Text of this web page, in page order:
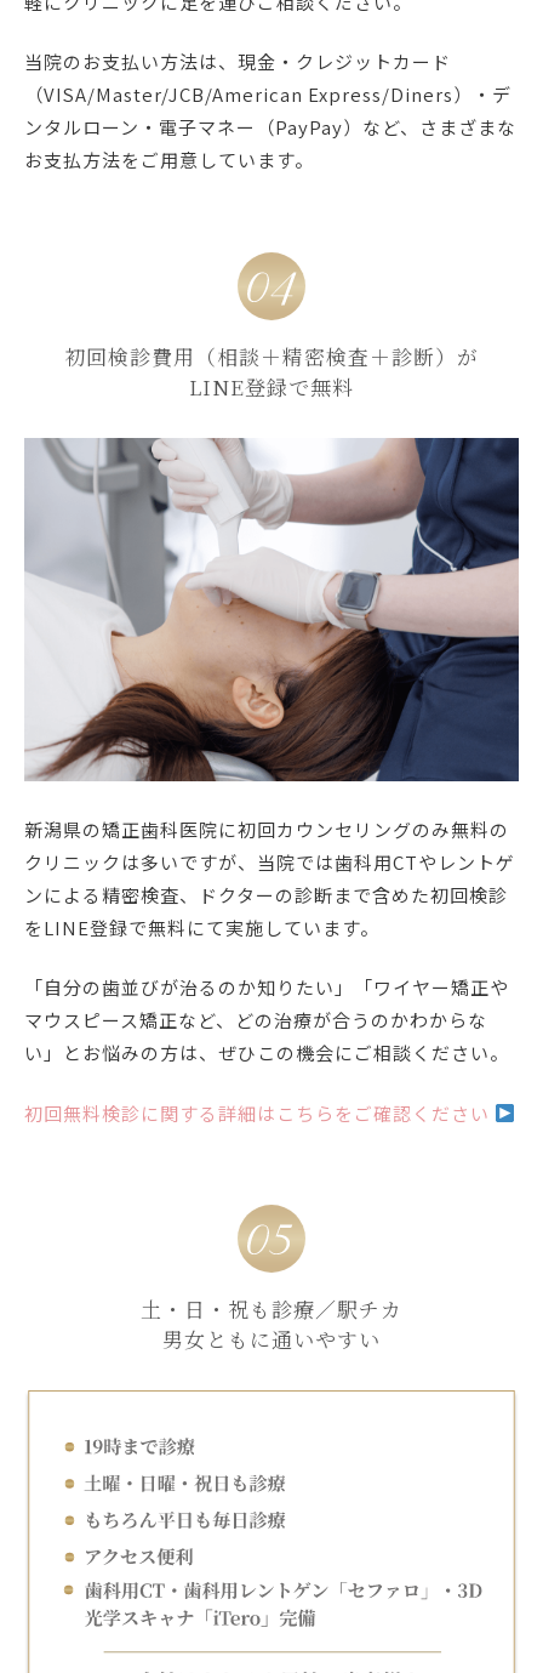
当院のお支払い方法は、現金・クレジットカード
（VISA/Master/JCB/American Express/Diners）・デ
ンタルローン・電子マネー（PayPay）など、さまざまな
お支払方法をご用意しています。
初回検診費用（相談＋精密検査＋診断）が
LINE登録で無料
新潟県の矯正歯科医院に初回カウンセリングのみ無料の
クリニックは多いですが、当院では歯科用CTやレントゲ
ンによる精密検査、ドクターの診断まで含めた初回検診
をLINE登録で無料にて実施しています。
「自分の歯並びが治るのか知りたい」「ワイヤー矯正や
マウスピース矯正など、どの治療が合うのかわからな
い」とお悩みの方は、ぜひこの機会にご相談ください。
初回無料検診に関する詳細はこちらをご確認ください
土・日・祝も診療／駅チカ
男女ともに通いやすい